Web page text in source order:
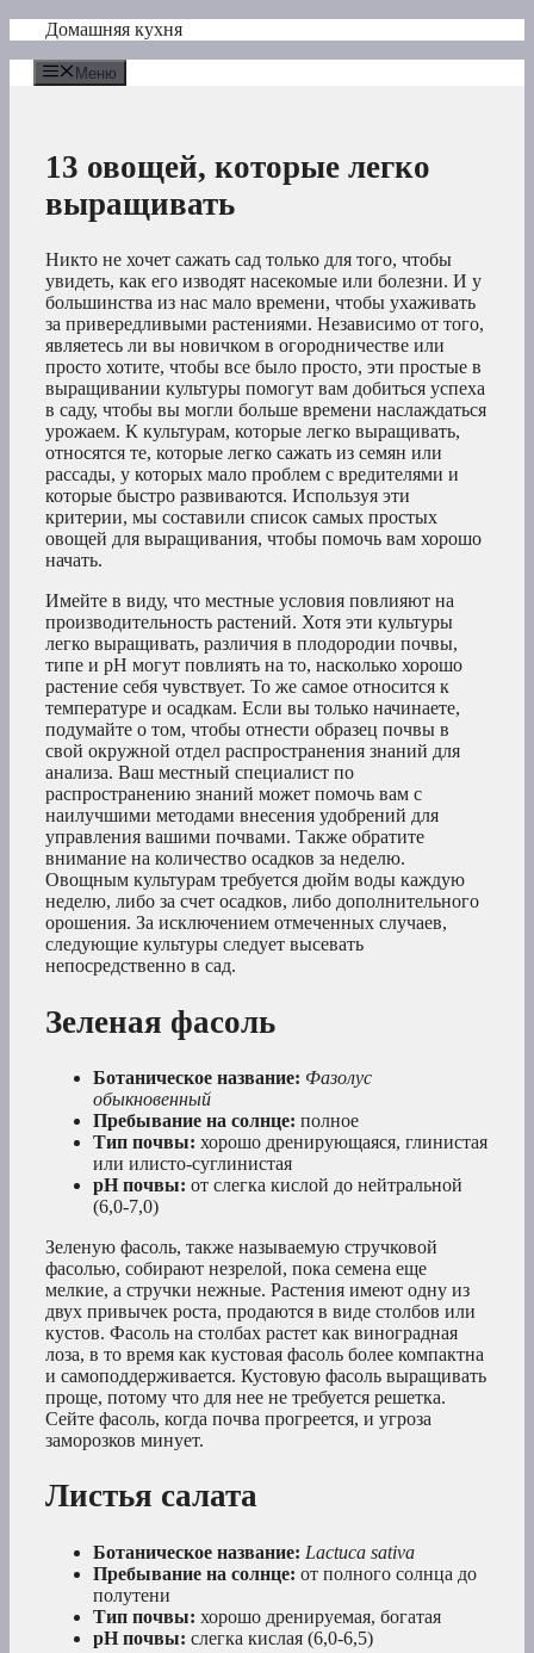
Перейти
содержимому
Домашняя кухня
Меню
13 овощей, которые легко
выращивать
Никто не хочет сажать сад только для того, чтобы
увидеть, как его изводят насекомые или болезни. И у
большинства из нас мало времени, чтобы ухаживать
за привередливыми растениями. Независимо от того,
являетесь ли вы новичком в огородничестве или
просто хотите, чтобы все было просто, эти простые в
выращивании культуры помогут вам добиться успеха
в саду, чтобы вы могли больше времени наслаждаться
урожаем. К культурам, которые легко выращивать,
относятся те, которые легко сажать из семян или
рассады, у которых мало проблем с вредителями и
которые быстро развиваются. Используя эти
критерии, мы составили список самых простых
овощей для выращивания, чтобы помочь вам хорошо
начать.
Имейте в виду, что местные условия повлияют на
производительность растений. Хотя эти культуры
легко выращивать, различия в плодородии почвы,
типе и pH могут повлиять на то, насколько хорошо
растение себя чувствует. То же самое относится к
температуре и осадкам. Если вы только начинаете,
подумайте о том, чтобы отнести образец почвы в
свой окружной отдел распространения знаний для
анализа. Ваш местный специалист по
распространению знаний может помочь вам с
наилучшими методами внесения удобрений для
управления вашими почвами. Также обратите
внимание на количество осадков за неделю.
Овощным культурам требуется дюйм воды каждую
неделю, либо за счет осадков, либо дополнительного
орошения. За исключением отмеченных случаев,
следующие культуры следует высевать
непосредственно в сад.
Зеленая фасоль
Ботаническое название: Фазолус
обыкновенный
Пребывание на солнце: полное
Тип почвы: хорошо дренирующаяся, глинистая
или илисто-суглинистая
рН почвы: от слегка кислой до нейтральной
(6,0-7,0)
Зеленую фасоль, также называемую стручковой
фасолью, собирают незрелой, пока семена еще
мелкие, а стручки нежные. Растения имеют одну из
двух привычек роста, продаются в виде столбов или
кустов. Фасоль на столбах растет как виноградная
лоза, в то время как кустовая фасоль более компактна
и самоподдерживается. Кустовую фасоль выращивать
проще, потому что для нее не требуется решетка.
Сейте фасоль, когда почва прогреется, и угроза
заморозков минует.
Листья салата
Ботаническое название: Lactuca sativa
Пребывание на солнце: от полного солнца до
полутени
Тип почвы: хорошо дренируемая, богатая
рН почвы: слегка кислая (6,0-6,5)